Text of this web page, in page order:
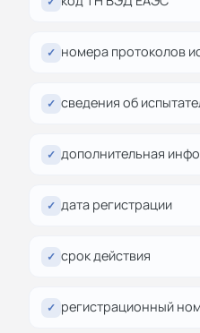
✓ номера протоколов
✓ сведения об
✓ дополнительная
✓ дата регистрации
✓ срок действия
✓ регистрационный